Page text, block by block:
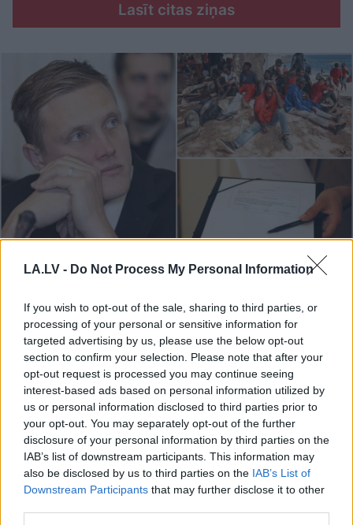
LA.LV - Do Not Process My Personal Information
If you wish to opt-out of the sale, sharing to third parties, or
processing of your personal or sensitive information for
targeted advertising by us, please use the below opt-out
section to confirm your selection. Please note that after your
opt-out request is processed you may continue seeing
interest-based ads based on personal information utilized by
us or personal information disclosed to third parties prior to
your opt-out. You may separately opt-out of the further
disclosure of your personal information by third parties on the
IAB’s list of downstream participants. This information may
also be disclosed by us to third parties on the IAB’s List of
Downstream Participants that may further disclose it to other
Lasīt citas ziņas
“Spāņiaiz šausmām
mēmi!” Dombravas vēstule
sacēlusi vētru Latvijā, bet
ko par to domā spāņi?
Inese Supe: To skatu es
Latvieši neslēpj